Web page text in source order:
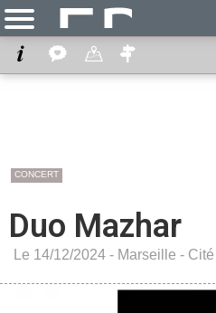
CONCERT
Duo Mazhar
Le 14/12/2024 - Marseille -